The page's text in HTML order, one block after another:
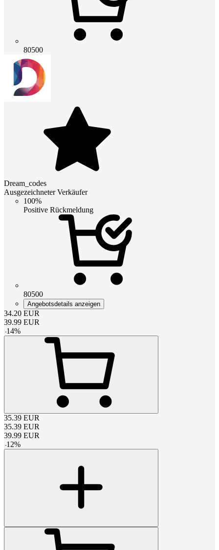
80500
Dream_codes
Ausgezeichneter Verkäufer
100%
Positive Rückmeldung
80500
Angebotsdetails anzeigen
34.20 EUR
39.99 EUR
-14%
35.39 EUR
35.39 EUR
39.99 EUR
-12%